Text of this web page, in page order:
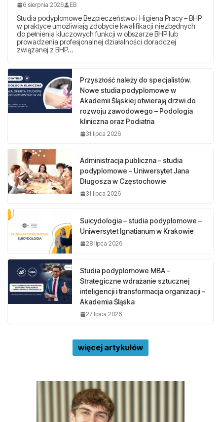
6 sierpnia 2026 EB
Studia podyplomowe Bezpieczeństwo i Higiena Pracy – BHP
w praktyce umożliwiają zdobycie kwalifikacji niezbędnych
do pełnienia kluczowych funkcji w obszarze BHP lub
prowadzenia profesjonalnej działalności doradczej
związanej z BHP…
Przyszłość należy do specjalistów.
Nowe studia podyplomowe w
Akademii Śląskiej otwierają drzwi do
rozwoju zawodowego – Podologia
kliniczna oraz Podiatria
31 lipca 2026
Administracja publiczna – studia
podyplomowe – Uniwersytet Jana
Długosza w Częstochowie
31 lipca 2026
Suicydologia – studia podyplomowe –
Uniwersytet Ignatianum w Krakowie
28 lipca 2026
Studia podyplomowe MBA –
Strategiczne wdrażanie sztucznej
inteligencji i transformacja organizacji –
Akademia Śląska
27 lipca 2026
więcej artykułów